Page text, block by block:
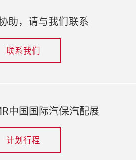
助，请与我们联系
联系我们
中国国际汽保汽配展
计划行程